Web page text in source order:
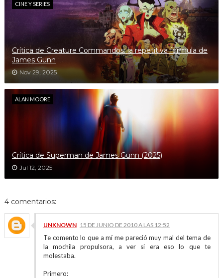
CINE Y SERIES
Crítica de Creature Commandos: la repetitiva fórmula de
James Gunn
Nov 29, 2025
ALAN MOORE
Crítica de Superman de James Gunn (2025)
Jul 12, 2025
4 comentarios:
UNKNOWN 15 DE JUNIO DE 2010 A LAS 12:52
Te comento lo que a mí me pareció muy mal del tema de
la mochila propulsora, a ver si era eso lo que te
molestaba.
Primero: